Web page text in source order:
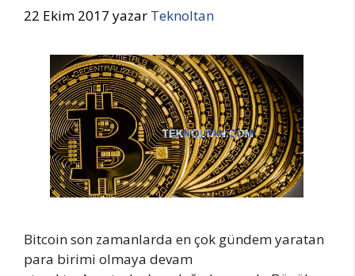
22 Ekim 2017 yazar Teknoltan
Bitcoin son zamanlarda en çok gündem yaratan
para birimi olmaya devam